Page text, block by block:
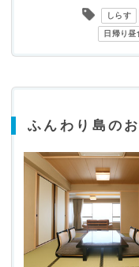
しらす
日帰り昼
ふんわり島の